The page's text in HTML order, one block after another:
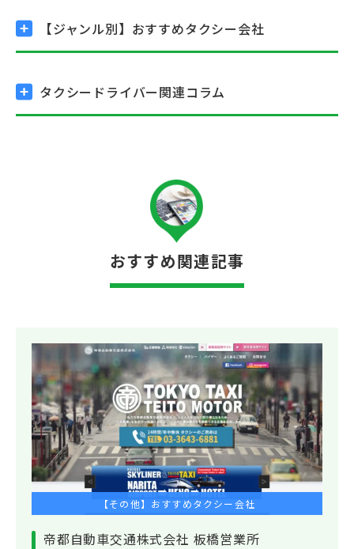
【ジャンル別】 おすすめタクシー会社
タクシードライバー関連コラム
おすすめ関連記事
【その他】おすすめタクシー会社
帝都自動車交通株式会社 板橋営業所